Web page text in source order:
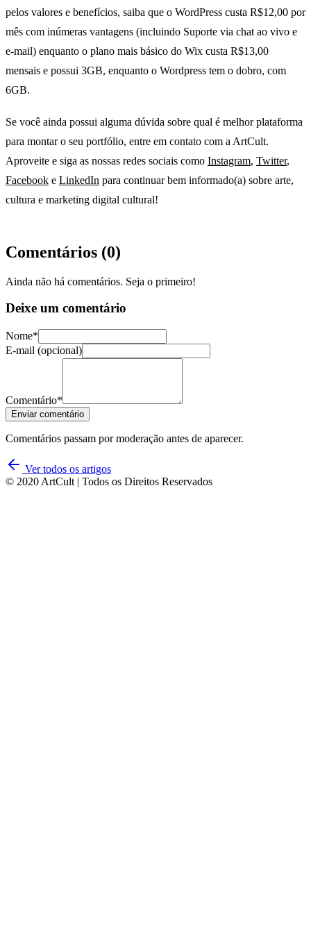
pelos valores e benefícios, saiba que o WordPress custa R$12,00 por
mês com inúmeras vantagens (incluindo Suporte via chat ao vivo e
e-mail) enquanto o plano mais básico do Wix custa R$13,00
mensais e possui 3GB, enquanto o Wordpress tem o dobro, com
6GB.
Se você ainda possui alguma dúvida sobre qual é melhor plataforma
para montar o seu portfólio, entre em contato com a ArtCult.
Aproveite e siga as nossas redes sociais como Instagram, Twitter,
Facebook e LinkedIn para continuar bem informado(a) sobre arte,
cultura e marketing digital cultural!
Comentários (0)
Ainda não há comentários. Seja o primeiro!
Deixe um comentário
Nome*
E-mail (opcional)
Comentário*
Enviar comentário
Comentários passam por moderação antes de aparecer.
Ver todos os artigos
© 2020 ArtCult | Todos os Direitos Reservados